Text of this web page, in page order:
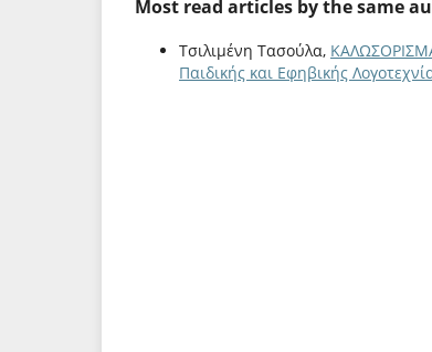
Most read articles by the same
Τσιλιμένη Τασούλα,
Παιδικής και Εφηβικής